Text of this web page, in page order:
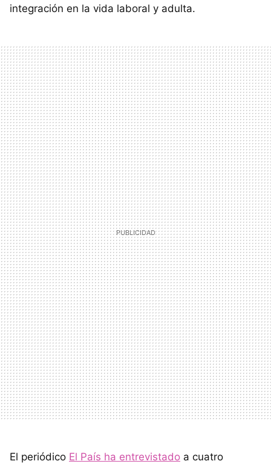
integración en la vida laboral y adulta.
El periódico El País ha entrevistado a cuatro